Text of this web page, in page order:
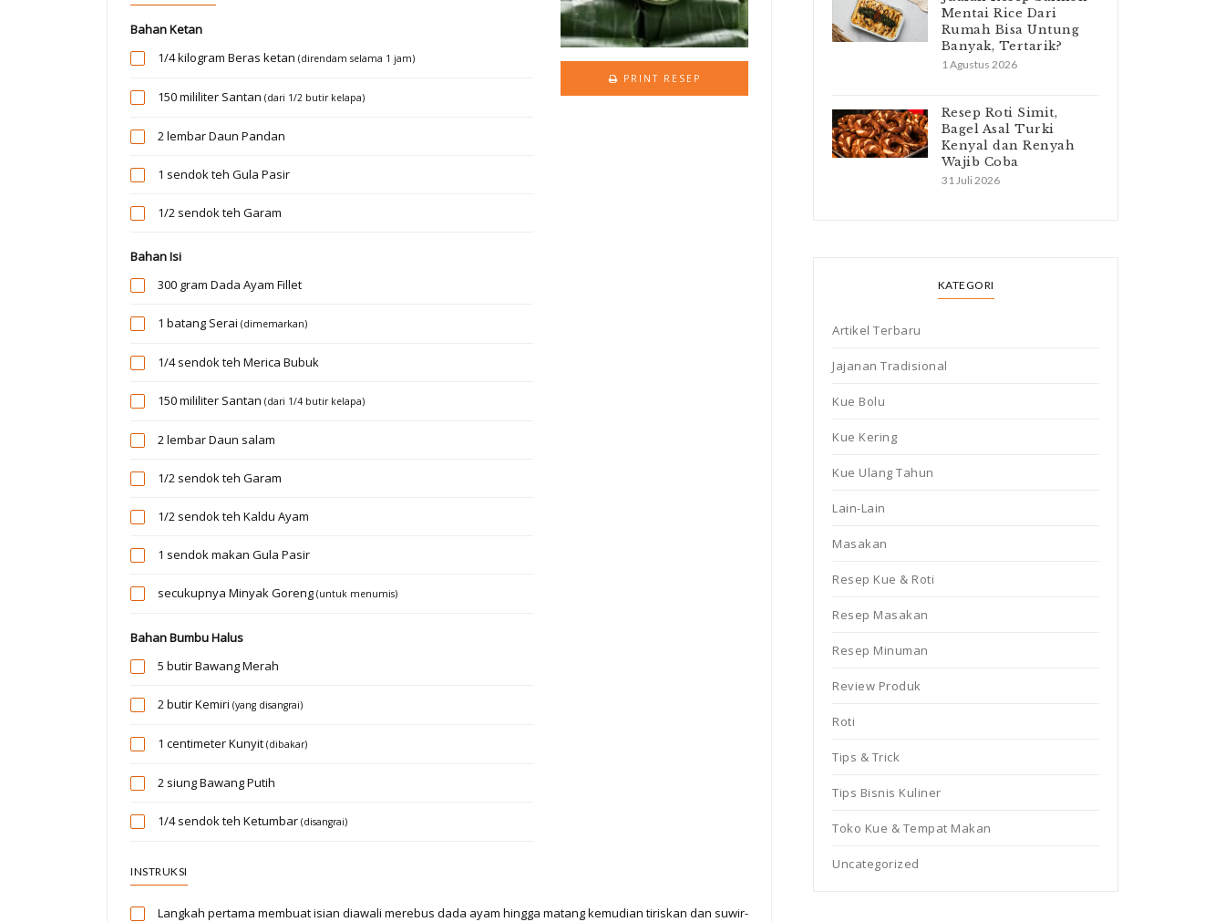
PRINT RESEP
Bahan Ketan
1/4 kilogram Beras ketan (direndam selama 1 jam)
150 mililiter Santan (dari 1/2 butir kelapa)
2 lembarDaun Pandan
1 sendok teh Gula Pasir
1/2 sendok teh Garam
Bahan Isi
300 gram Dada Ayam Fillet
1 batang Serai (dimemarkan)
1/4 sendok teh Merica Bubuk
150 mililiter Santan (dari 1/4 butir kelapa)
2 lembarDaun salam
1/2 sendok teh Garam
1/2 sendok teh Kaldu Ayam
1 sendok makan Gula Pasir
secukupnya Minyak Goreng (untuk menumis)
Bahan Bumbu Halus
5 butirBawang Merah
2 butirKemiri (yang disangrai)
1 centimeterKunyit (dibakar)
2 siungBawang Putih
1/4 sendok teh Ketumbar (disangrai)
INSTRUKSI
Langkah pertama membuat isian diawali merebus dada ayam hingga matang kemudian tiriskan dan suwir-
Mentai Rice Dari
Rumah Bisa Untung
Banyak, Tertarik?
1 Agustus 2026
Resep Roti Simit,
Bagel Asal Turki
Kenyal dan Renyah
Wajib Coba
31 Juli 2026
KATEGORI
Artikel Terbaru
Jajanan Tradisional
Kue Bolu
Kue Kering
Kue Ulang Tahun
Lain-Lain
Masakan
Resep Kue & Roti
Resep Masakan
Resep Minuman
Review Produk
Roti
Tips & Trick
Tips Bisnis Kuliner
Toko Kue & Tempat Makan
Uncategorized